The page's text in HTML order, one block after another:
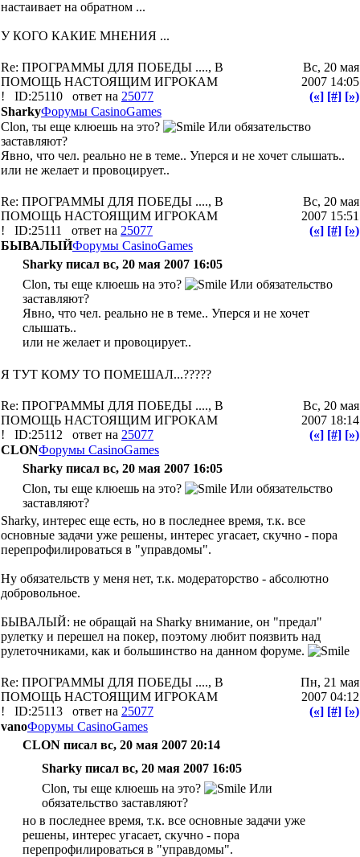
настаивает на обратном ...
У КОГО КАКИЕ МНЕНИЯ ...
Re: ПРОГРАММЫ ДЛЯ ПОБЕДЫ ...., В
ПОМОЩЬ НАСТОЯЩИМ ИГРОКАМ
!
ID:25110 ответ на 25077
Вс, 20 мая
2007 14:05
(«] [#] [»)
SharkyФорумы CasinoGames
Clon, ты еще клюешь на это?
Или обязательство
заставляют?
Явно, что чел. реально не в теме.. Уперся и не хочет слышать..
или не желает и провоцирует..
Re: ПРОГРАММЫ ДЛЯ ПОБЕДЫ ...., В
ПОМОЩЬ НАСТОЯЩИМ ИГРОКАМ
!
ID:25111 ответ на 25077
Вс, 20 мая
2007 15:51
(«] [#] [»)
БЫВАЛЫЙФорумы CasinoGames
Sharky писал вс, 20 мая 2007 16:05
Clon, ты еще клюешь на это?
Или обязательство
заставляют?
Явно, что чел. реально не в теме.. Уперся и не хочет
слышать..
или не желает и провоцирует..
Я ТУТ КОМУ ТО ПОМЕШАЛ...?????
Re: ПРОГРАММЫ ДЛЯ ПОБЕДЫ ...., В
ПОМОЩЬ НАСТОЯЩИМ ИГРОКАМ
!
ID:25112 ответ на 25077
Вс, 20 мая
2007 18:14
(«] [#] [»)
CLONФорумы CasinoGames
Sharky писал вс, 20 мая 2007 16:05
Clon, ты еще клюешь на это?
Или обязательство
заставляют?
Sharky, интерес еще есть, но в последнее время, т.к. все
основные задачи уже решены, интерес угасает, скучно - пора
перепрофилироваться в "управдомы".
Ну обязательств у меня нет, т.к. модераторство - абсолютно
добровольное.
БЫВАЛЫЙ: не обращай на Sharky внимание, он "предал"
рулетку и перешел на покер, поэтому любит поязвить над
рулеточниками, как и большинство на данном форуме.
Re: ПРОГРАММЫ ДЛЯ ПОБЕДЫ ...., В
ПОМОЩЬ НАСТОЯЩИМ ИГРОКАМ
!
ID:25113 ответ на 25077
Пн, 21 мая
2007 04:12
(«] [#] [»)
vanoФорумы CasinoGames
CLON писал вс, 20 мая 2007 20:14
Sharky писал вс, 20 мая 2007 16:05
Clon, ты еще клюешь на это?
Или
обязательство заставляют?
но в последнее время, т.к. все основные задачи уже
решены, интерес угасает, скучно - пора
перепрофилироваться в "управдомы".